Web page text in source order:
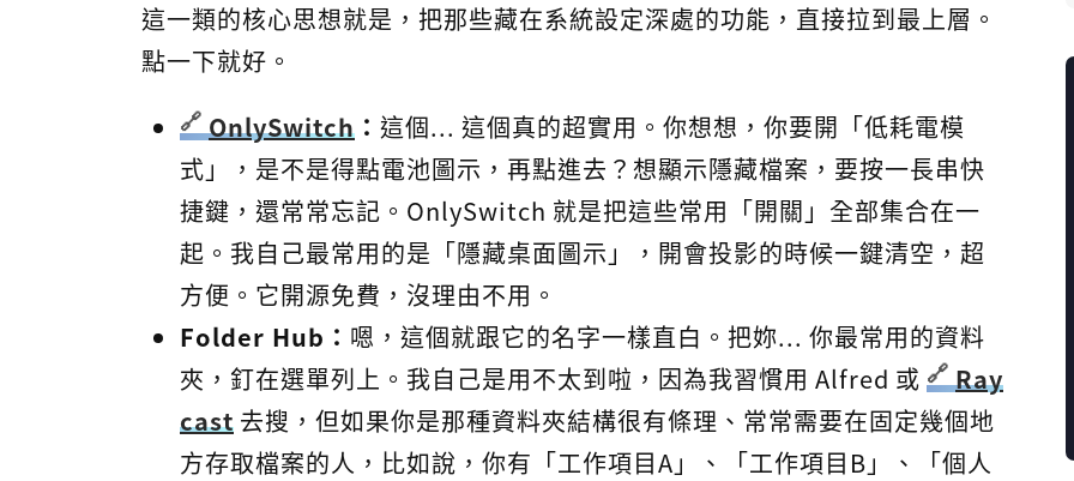
這一類的核心思想就是，把那些藏在系統設定深處的功能，直接拉到最上層。
點一下就好。
OnlySwitch ： 這個... 這個真的超實用。你想想，你要開「低耗電模
式」，是不是得點電池圖示，再點進去？想顯示隱藏檔案，要按一長串快
捷鍵，還常常忘記。OnlySwitch 就是把這些常用「開關」全部集合在一
起。我自己最常用的是「隱藏桌面圖示」，開會投影的時候一鍵清空，超
方便。它開源免費，沒理由不用。
Folder Hub： 嗯，這個就跟它的名字一樣直白。把妳... 你最常用的資料
夾，釘在選單列上。我自己是用不太到啦，因為我習慣用 Alfred 或
Ray
cast 去搜，但如果你是那種資料夾結構很有條理、常常需要在固定幾個地
方存取檔案的人，比如說，你有「工作項目A」、「工作項目B」、「個人